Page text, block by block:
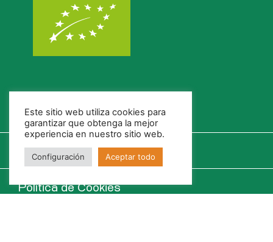
Política de Cookies
Este sitio web utiliza cookies para
garantizar que obtenga la mejor
experiencia en nuestro sitio web.
Configuración Aceptar todo